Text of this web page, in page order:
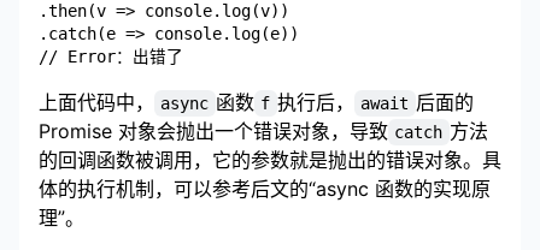
.then(v => console.log(v))
.catch(e => console.log(e))
上面代码中， async 函数 f 执行后， await 后面的
Promise 对象会抛出一个错误对象，导致 catch 方法
的回调函数被调用，它的参数就是抛出的错误对象。具
体的执行机制，可以参考后文的“async 函数的实现原
理”。